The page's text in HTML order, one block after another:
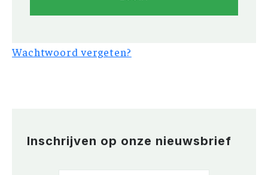
Wachtwoord vergeten?
Inschrijven op onze nieuwsbrief